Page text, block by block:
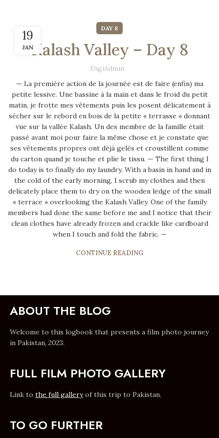
19
JAN
DAY 8
Kalash Valley – Day 8
DigiAdmin
— La première action de la journée est de faire (enfin) ma
petite lessive. Une bassine à la main et dans le froid du petit
matin, je frotte mes vêtements puis les posent délicatement à
sécher sur le rebord en bois de la petite « terrasse » donnant
vue sur la vallée Kalash. Un des membre de la famille était
passé avant moi pour faire la même chose et je constate que
ses vêtements propres ont déjà gelés et croustillent comme
du carton quand je touche et plie le tissu. — The first thing I
do today is to finally do my laundry. With a basin in hand and in
the cold of the early morning, I scrub my clothes and then
delicately place them to dry on the wooden ledge of the small
« terrace » overlooking the Kalash Valley. One of the family
members had done the same before me and I notice that their
clean clothes have already frozen and crackle like cardboard
when I touch and fold the fabric. —
CONTINUE READING
ABOUT THE BLOG
Welcome to this logbook that presents a film photo journey
in Pakistan, 2023.
FULL FILM PHOTO GALLERY
Link tothe full galleryof this trip to Pakistan.
TO GO FURTHER